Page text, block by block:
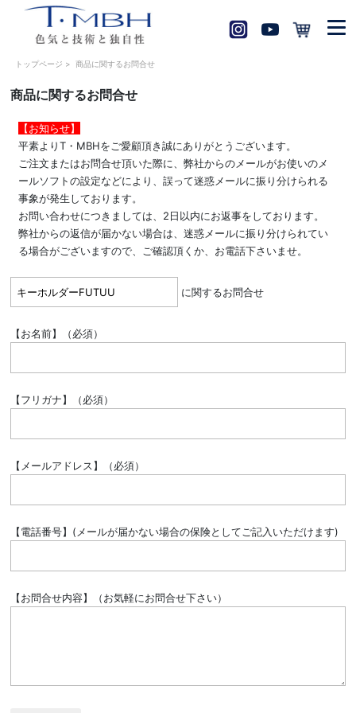
トップページ > 商品に関するお問合せ
商品に関するお問合せ
【お知らせ】
平素よりT・MBHをご愛顧頂き誠にありがとうございます。
ご注文またはお問合せ頂いた際に、弊社からのメールがお使いのメ
ールソフトの設定などにより、誤って迷惑メールに振り分けられる
事象が発生しております。
お問い合わせにつきましては、2日以内にお返事をしております。
弊社からの返信が届かない場合は、迷惑メールに振り分けられてい
る場合がございますので、ご確認頂くか、お電話下さいませ。
に関するお問合せ
【お名前】（必須）
【フリガナ】（必須）
【メールアドレス】（必須）
【電話番号】(メールが届かない場合の保険としてご記入いただけます)
【お問合せ内容】（お気軽にお問合せ下さい）